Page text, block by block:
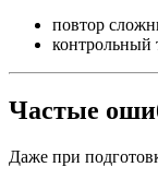
повтор
контрольный
Частые
Даже при